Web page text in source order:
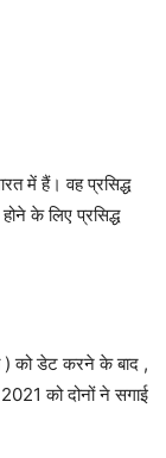
में हैं। वह प्रसिद्ध
के लिए प्रसिद्ध
) को डेट करने के बाद ,
को दोनों ने सगाई